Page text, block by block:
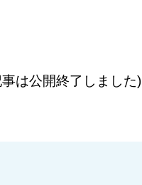
は公開終了しました)